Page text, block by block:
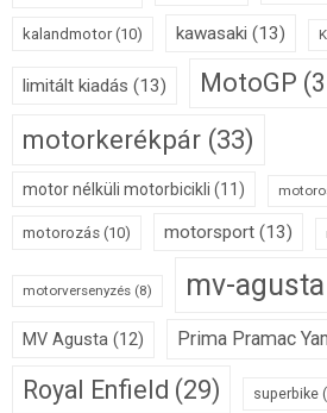
kalandmotor(10) kawasaki (13)
limitált kiadás (13) MotoGP
motorkerékpár (33)
motor nélküli motorbicikli (11)
motorozás (10) motorsport (13)
motorversenyzés (8) mv-agusta
MV Agusta (12) Prima Pramac
Royal Enfield (29) superbike